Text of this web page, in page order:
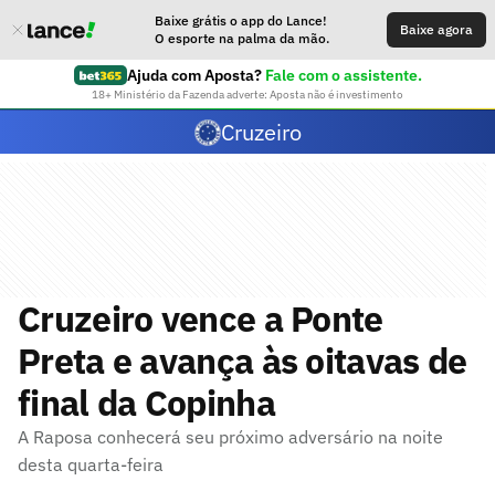
Baixe grátis o app do Lance!
O esporte na palma da mão.
Baixe agora
Ajuda com Aposta? Fale com o assistente.
18+ Ministério da Fazenda adverte: Aposta não é investimento
Cruzeiro
Cruzeiro vence a Ponte
Preta e avança às oitavas de
final da Copinha
A Raposa conhecerá seu próximo adversário na noite
desta quarta-feira